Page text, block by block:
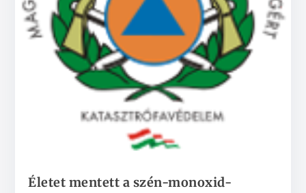
Életet mentett a szén-monoxid-